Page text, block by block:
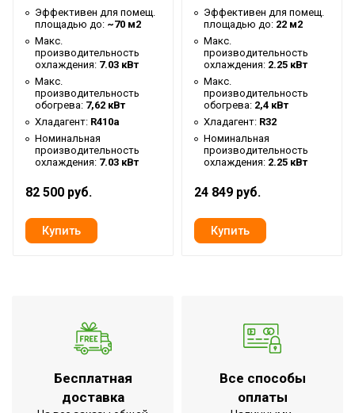
Макс.
производительность
обогрева
5,4 кВт
Уровень шума внутр.
блока
30 дБ
Вес фреона
900 г
Мин. поддерживаемая
температура
16 °С
Гарантийный срок
5 лет на компрессор, 3 года
Макс. поддерживаемая
32 °С
Мин. рабочая
температура воздуха для
внешнего блока
Цвет корпуса внешнего
Эффективен для помещ.
площадью до: ~70 м2
Макс.
производительность
охлаждения: 7.03 кВт
Макс.
производительность
обогрева: 7,62 кВт
Хладагент: R410a
Номинальная
производительность
охлаждения: 7.03 кВт
82 500 руб.
Эффективен для помещ.
площадью до: 22 м2
Макс.
производительность
охлаждения: 2.25 кВт
Макс.
производительность
обогрева: 2,4 кВт
Хладагент: R32
Номинальная
производительность
охлаждения: 2.25 кВт
24 849 руб.
Бесплатная
доставка
Все способы
оплаты